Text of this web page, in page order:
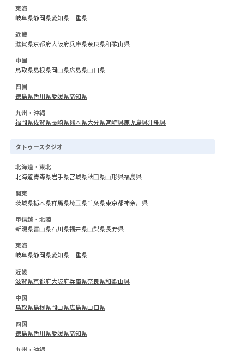
東海
岐阜県静岡県愛知県三重県
近畿
滋賀県京都府大阪府兵庫県奈良県和歌山県
中国
鳥取県島根県岡山県広島県山口県
四国
徳島県香川県愛媛県高知県
九州・沖縄
福岡県佐賀県長崎県熊本県大分県宮崎県鹿児島県沖縄県
タトゥースタジオ
北海道・東北
北海道青森県岩手県宮城県秋田県山形県福島県
関東
茨城県栃木県群馬県埼玉県千葉県東京都神奈川県
甲信越・北陸
新潟県富山県石川県福井県山梨県長野県
東海
岐阜県静岡県愛知県三重県
近畿
滋賀県京都府大阪府兵庫県奈良県和歌山県
中国
鳥取県島根県岡山県広島県山口県
四国
徳島県香川県愛媛県高知県